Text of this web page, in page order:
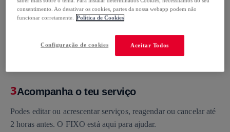
necessidades e vê o preço final imediatamente.
Escolher o dia e a hora (e relaxar)
3Acompanha o teu serviço
Podes editar ou acrescentar serviços, reagendar ou cancelar até
2 horas antes. O FIXO está aqui para ajudar.
consentimento. Ao desativar os cookies, partes da nossa webapp podem não
funcionar corretamente.
Política de Cookies
Aceitar Todos
Configuração de cookies